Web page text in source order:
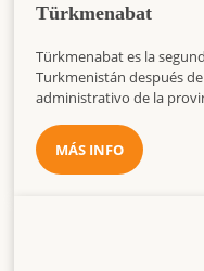
Türkmenabat
Türkmenabat es la
Turkmenistán después
administrativo de la
MÁS INFO